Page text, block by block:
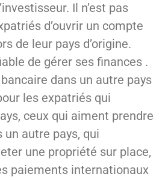
Il n’est pas
d’ouvrir un compte
de leur pays d’origine.
de gérer ses finances .
dans un autre pays
les expatriés qui
ceux qui aiment prendre
un autre pays, qui
une propriété sur place,
paiements internationaux